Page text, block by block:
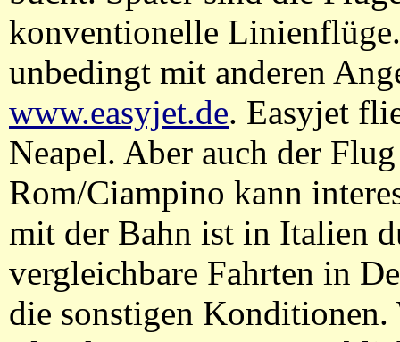
konventionelle
unbedingt mit anderen
www.easyjet.de. Easyjet
Neapel. Aber auch der
Rom/Ciampino kann
mit der Bahn ist in Italien
vergleichbare Fahrten in
die sonstigen